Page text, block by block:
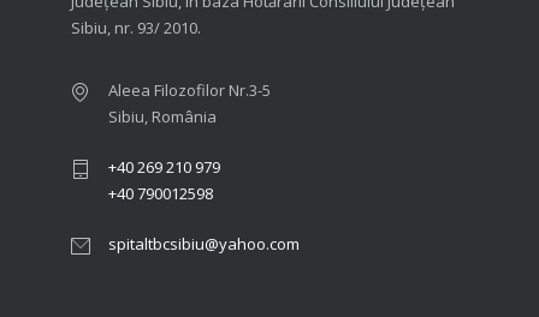
Sibiu, nr. 93/ 2010.
Aleea Filozofilor Nr.3-5
Sibiu, România
+40 269 210 979
+40 790012598
spitaltbcsibiu@yahoo.com